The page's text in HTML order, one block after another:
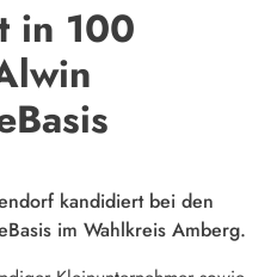
in 100
kandidiert bei den
im Wahlkreis Amberg.